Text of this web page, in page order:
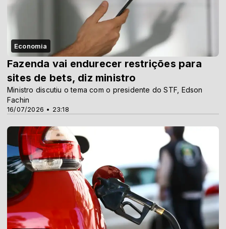
Economia
16/07/2026 • 23:18
Fazenda vai endurecer restrições para
sites de bets, diz ministro
Ministro discutiu o tema com o presidente do STF, Edson
Fachin